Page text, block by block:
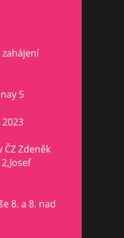
zahájení
5
2023
ČZ Zdeněk
8. a 8. nad